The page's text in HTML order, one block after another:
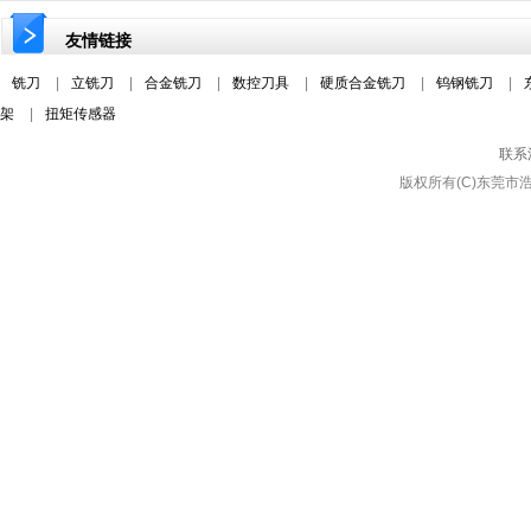
友情链接
铣刀 立铣刀 合金铣刀 数控刀具 硬质合金铣刀 钨钢铣刀
架
扭矩传感器
联系
版权所有(C)东莞市